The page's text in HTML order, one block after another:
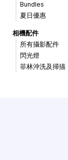
Bundles
夏日優惠
相機配件
所有攝影配件
閃光燈
菲林沖洗及掃描